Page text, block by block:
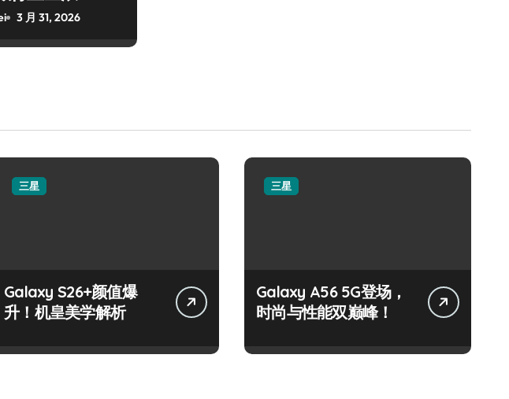
3 月 31, 2026
三星
Galaxy S26+颜值爆
升！机皇美学解析
三星
Galaxy A56 5G登场，
时尚与性能双巅峰！